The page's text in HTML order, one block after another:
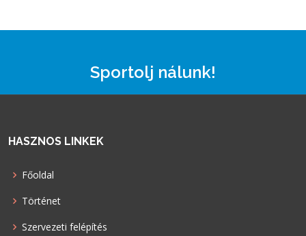
Sportolj nálunk!
HASZNOS LINKEK
Főoldal
Történet
Szervezeti felépítés